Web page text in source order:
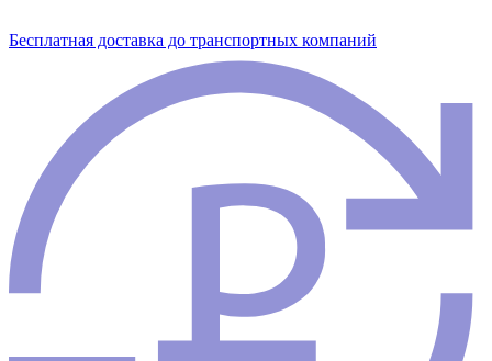
Бесплатная доставка до транспортных компаний